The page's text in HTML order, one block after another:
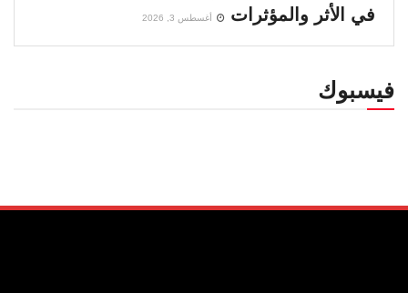
في الأثر والمؤثرات
أغسطس 3, 2026
فيسبوك